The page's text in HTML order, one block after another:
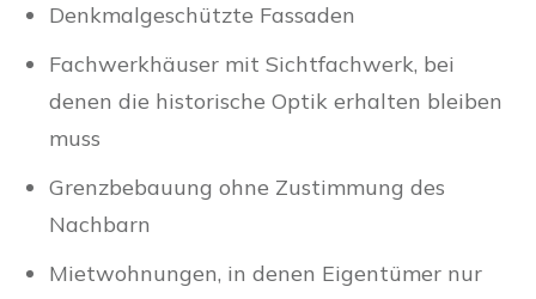
Denkmalgeschützte Fassaden
Fachwerkhäuser mit Sichtfachwerk, bei
denen die historische Optik erhalten bleiben
muss
Grenzbebauung ohne Zustimmung des
Nachbarn
Mietwohnungen, in denen Eigentümer nur